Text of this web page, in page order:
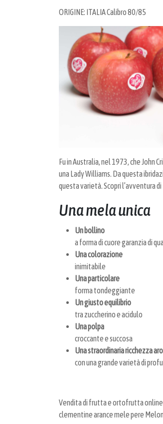
ORIGINE: ITALIA Calibro 80/85
Fu in Australia, nel 1973, che John
una Lady Williams. Da questa
questa varietà. Scopri l’avventura
Una mela unica
Un bollino
a forma di cuore garanzia di
Una colorazione
inimitabile
Una particolare
forma tondeggiante
Un giusto equilibrio
tra zuccherino e acidulo
Una polpa
croccante e succosa
Una straordinaria ricchezza
con una grande varietà di
Vendita di frutta e ortofrutta online
clementine arance mele pere